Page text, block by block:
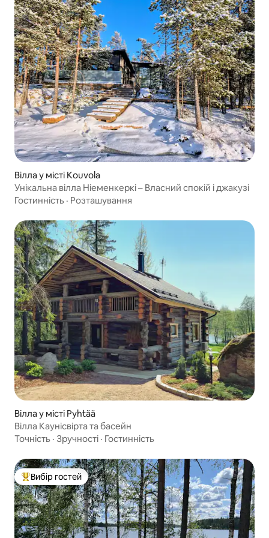
Вілла у місті Kouvola
Унікальна вілла Ніеменкеркі – Власний спокій і джакузі
Гостинність · Розташування
Вілла у місті Pyhtää
Вілла Каунісвірта та басейн
Точність · Зручності · Гостинність
Топ вибір гостей
Вибір гостей